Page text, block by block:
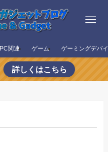
PC関連 ゲーム ゲーミングデバ
詳しくはこちら